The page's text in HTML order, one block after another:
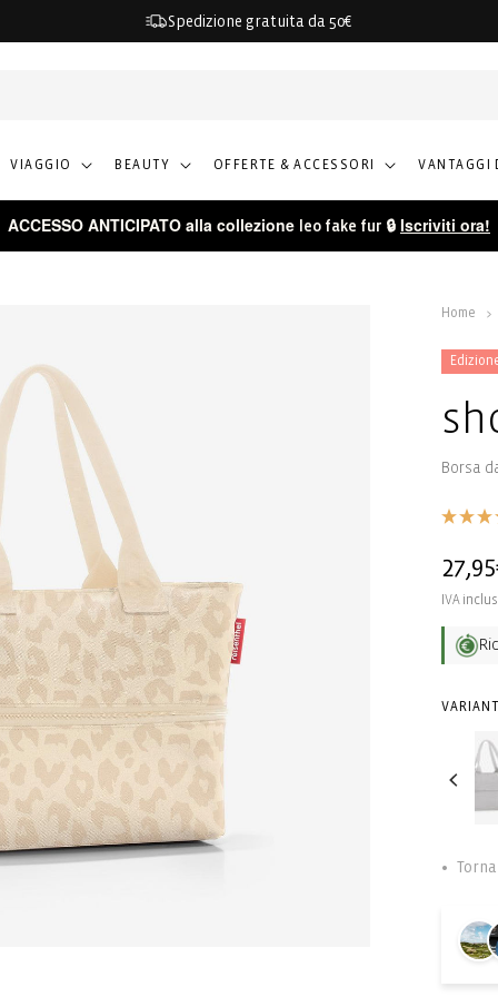
Spedizione gratuita da 50€
VIAGGIO BEAUTY OFFERTE & ACCESSORI VANTAGGI
ACCESSO ANTICIPATO alla collezione leo fake fur 🔒 Iscriviti ora!
Home
Borsa
di
listino
IVA